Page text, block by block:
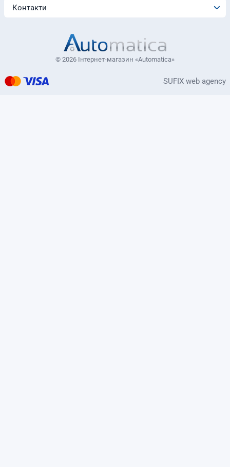
Контакти
© 2026 Інтернет-магазин «Automatica»
SUFIX web agency